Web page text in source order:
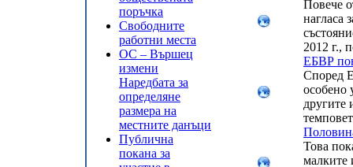
поръчка
Свободните
работни места
ОС – Вършец
измени
Наредбата за
определяне
размера на
местните данъци
Публична
покана за
Повече
нагласа
2012 г.,
ЕБВР
Според
особено
другите
Това
малките